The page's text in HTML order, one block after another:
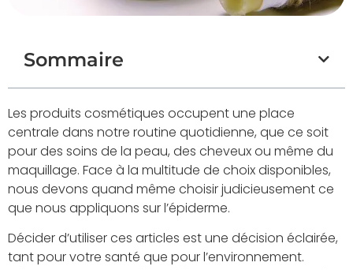
Sommaire
Les produits cosmétiques occupent une place
centrale dans notre routine quotidienne, que ce soit
pour des soins de la peau, des cheveux ou même du
maquillage. Face à la multitude de choix disponibles,
nous devons quand même choisir judicieusement ce
que nous appliquons sur l’épiderme.
Décider d’utiliser ces articles est une décision éclairée,
tant pour votre santé que pour l’environnement.